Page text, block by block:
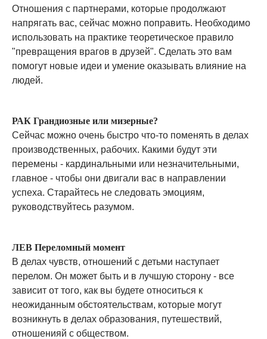
Отношения с партнерами, которые продолжают
напрягать вас, сейчас можно поправить. Необходимо
использовать на практике теоретическое правило
"превращения врагов в друзей". Сделать это вам
помогут новые идеи и умение оказывать влияние на
людей.
РАК Грандиозные или мизерные?
Сейчас можно очень быстро что-то поменять в делах
производственных, рабочих. Какими будут эти
перемены - кардинальными или незначительными,
главное - чтобы они двигали вас в направлении
успеха. Старайтесь не следовать эмоциям,
руководствуйтесь разумом.
ЛЕВ Переломный момент
В делах чувств, отношений с детьми наступает
перелом. Он может быть и в лучшую сторону - все
зависит от того, как вы будете относиться к
неожиданным обстоятельствам, которые могут
возникнуть в делах образования, путешествий,
отношенияй с обществом.